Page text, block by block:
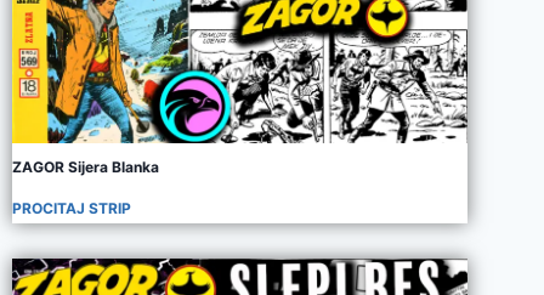
ZAGOR Sijera Blanka
PROCITAJ STRIP